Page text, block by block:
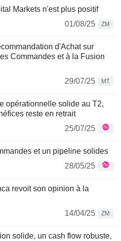
Markets n'est plus positif
01/08/25
ZM
d'Achat sur
Commandes et à la Fusion
29/07/25
MT
opérationnelle solide au T2,
reste en retrait
25/07/25
et un pipeline solides
28/05/25
revoit son opinion à la
14/04/25
ZM
solide, un cash flow robuste,